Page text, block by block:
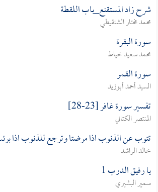
شرح زاد المستقنع_باب اللقطة
محمد مختار الشنقيطي
سورة البقرة
محمد سعيد خياط
سورة القمر
السيد أحمد أبوزيد
تفسير سورة غافر [23-28]
المنتصر الكتاني
تتوب عن الذنوب اذا مرضتا وترجع للذنوب اذا
خالد الراشد
يا رفيق الدرب 1
سمير البشيري